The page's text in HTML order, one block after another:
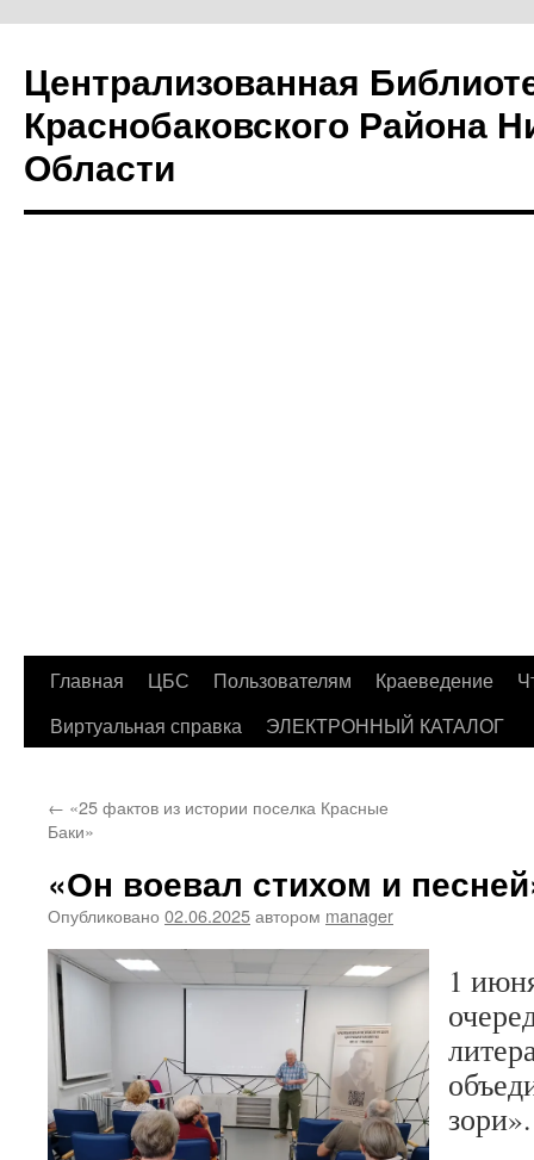
Централизованная
Краснобаковского Района
Области
Перейти
Главная ЦБС Пользователям Краеведение
Виртуальная справка
ЭЛЕКТРОННЫЙ КАТАЛОГ
← «25 фактов из истории поселка Красные
Баки»
«Он воевал стихом и
Опубликовано 02.06.2025автором manager
1
зори».